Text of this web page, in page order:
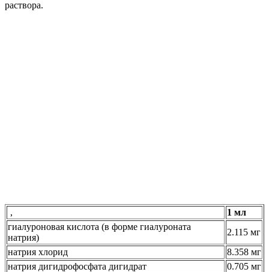
раствора.
,
1 мл
гиалуроновая кислота (в форме гиалуроната
натрия)
2.115 мг
натрия хлорид
8.358 мг
натрия дигидрофосфата дигидрат
0.705 мг